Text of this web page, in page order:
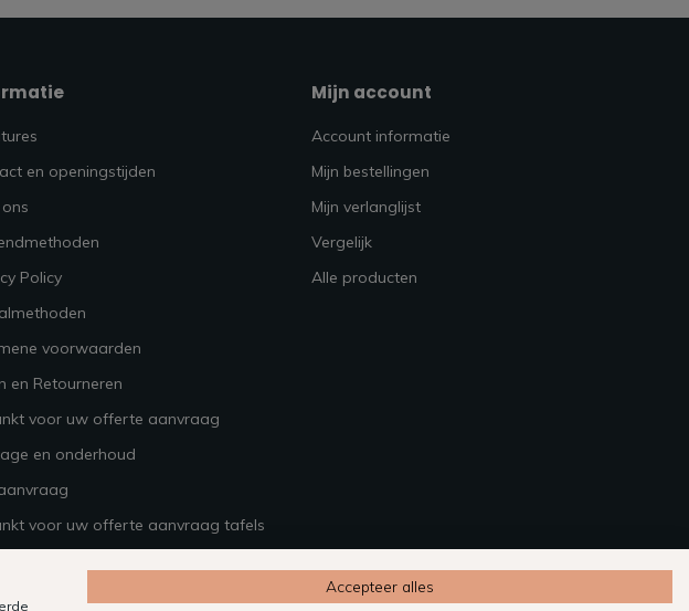
en openingstijden
Policy
voorwaarden
en Retourneren
voor uw offerte aanvraag
en onderhoud
voor uw offerte aanvraag tafels
Mijn account
Account informatie
Mijn bestellingen
Mijn verlanglijst
Vergelijk
Alle producten
Accepteer alles